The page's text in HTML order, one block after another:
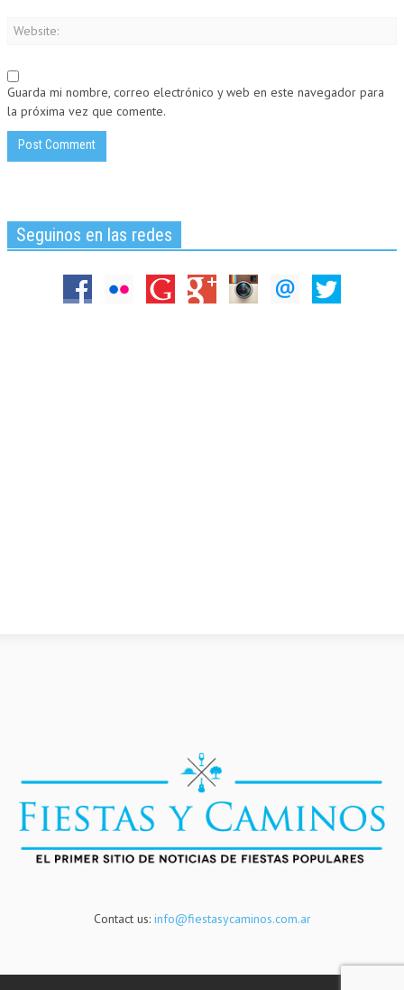
Guarda mi nombre, correo electrónico y web en este navegador para
la próxima vez que comente.
Seguinos en las redes
Contact us: info@fiestasycaminos.com.ar